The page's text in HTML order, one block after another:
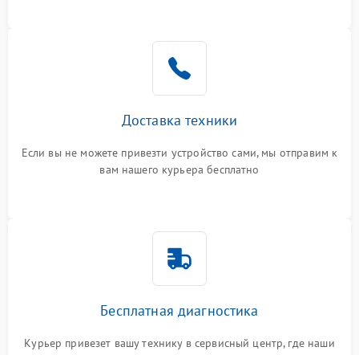
Доставка техники
Если вы не можете привезти устройство сами, мы отправим к
вам нашего курьера бесплатно
Бесплатная диагностика
Курьер привезет вашу технику в сервисный центр, где наши